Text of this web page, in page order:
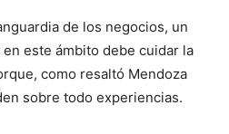
de los negocios, un
este ámbito debe cuidar la
como resaltó Mendoza
sobre todo experiencias.